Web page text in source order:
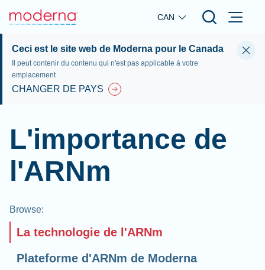
Skip to main content
CAN
Ceci est le site web de Moderna pour le Canada
Il peut contenir du contenu qui n'est pas applicable à votre
emplacement
CHANGER DE PAYS
L'importance de
l'ARNm
Browse:
La technologie de l'ARNm
Plateforme d'ARNm de Moderna